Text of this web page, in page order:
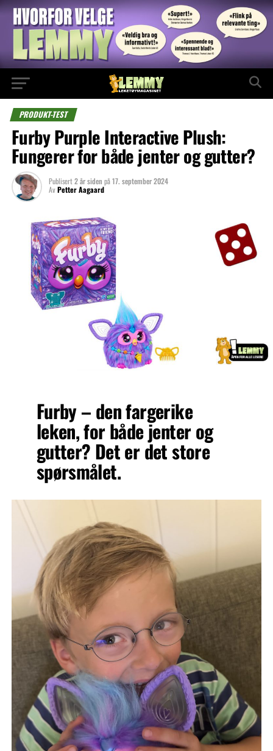
PRODUKT-TEST
Furby Purple Interactive Plush:
Fungerer for både jenter og gutter?
Publisert2 år siden på17. september 2024
AvPetter Aagaard
Furby – den fargerike
leken, for både jenter og
gutter? Det er det store
spørsmålet.